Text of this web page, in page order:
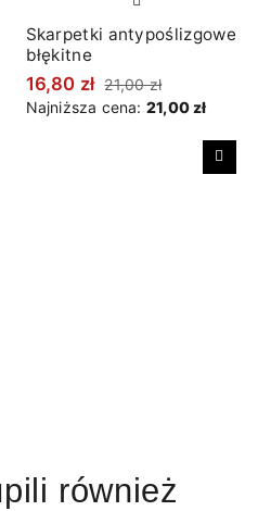
Skarpetki antypoślizgowe
błękitne
16,80 zł 21,00 zł
Najniższa cena: 21,00 zł
również